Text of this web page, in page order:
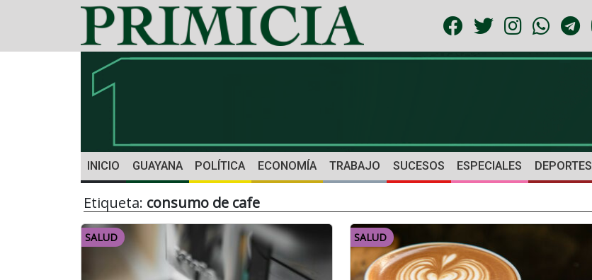
INICIO GUAYANA POLÍTICA ECONOMÍA TRABAJO SUCESOS ESPECIALES DEPORTES
Etiqueta: consumo de cafe
SALUD SALUD